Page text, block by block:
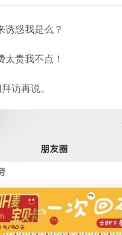
诱惑我是么？
贵我不点！
访再说。